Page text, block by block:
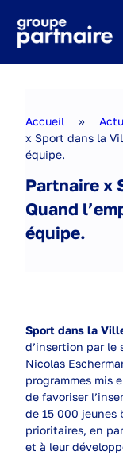
contenuNotre
Nos valeurs
Les chiffres
clés
histoire
Les
certifications
Le transport
L’industrie
Le BTP
Adhérent au
Pacte
Mondial des
Unies
Notre rapport
RSE
Nos
Fondation
Partnaire
Qui
nous ?
Nos
piliers
Actualités
2026
(clôturé)
Espace
Nous
rejoindre
Accueil »
x Sport dans la
équipe.
Partnaire x
Quand
équipe.
Sport dans la
d’insertion par le
Nicolas
programmes mis
de favoriser
de 15 000 jeunes
prioritaires, en
et à leur